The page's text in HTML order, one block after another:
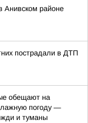
Анивском районе
пострадали в ДТП
обещают на
погоду —
и туманы